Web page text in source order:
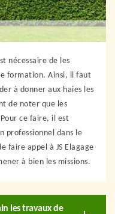
nécessaire de les
formation. Ainsi, il faut
à donner aux haies les
de noter que les
ce faire, il est
professionnel dans le
faire appel à JS Elagage
à bien les missions.
les travaux de